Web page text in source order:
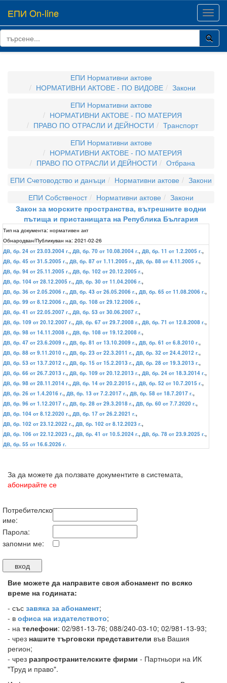
ЕПИ On-line
ЕПИ Нормативни актове
НОРМАТИВНИ АКТОВЕ - ПО ВИДОВЕ
Закони
ЕПИ Нормативни актове
НОРМАТИВНИ АКТОВЕ - ПО МАТЕРИЯ
ПРАВО ПО ОТРАСЛИ И ДЕЙНОСТИ
Транспорт
ЕПИ Нормативни актове
НОРМАТИВНИ АКТОВЕ - ПО МАТЕРИЯ
ПРАВО ПО ОТРАСЛИ И ДЕЙНОСТИ
Отбрана
ЕПИ Счетоводство и данъци
Нормативни актове
Закони
ЕПИ Собственост
Нормативни актове
Закони
Закон за морските пространства, вътрешните водни
пътища и пристанищата на Република България
Тип на документа: нормативен акт
Обнародван/Публикуван на: 2021-02-26
ДВ, бр. 24 от 23.03.2004 г., ДВ, бр. 70 от 10.08.2004 г., ДВ, бр. 11 от 1.2.2005 г.,
ДВ, бр. 45 от 31.5.2005 г., ДВ, бр. 87 от 1.11.2005 г., ДВ, бр. 88 от 4.11.2005 г.,
ДВ, бр. 94 от 25.11.2005 г., ДВ, бр. 102 от 20.12.2005 г.,
ДВ, бр. 104 от 28.12.2005 г., ДВ, бр. 30 от 11.04.2006 г.,
ДВ, бр. 36 от 2.05.2006 г., ДВ, бр. 43 от 26.05.2006 г., ДВ, бр. 65 от 11.08.2006 г.,
ДВ, бр. 99 от 8.12.2006 г., ДВ, бр. 108 от 29.12.2006 г.,
ДВ, бр. 41 от 22.05.2007 г., ДВ, бр. 53 от 30.06.2007 г.,
ДВ, бр. 109 от 20.12.2007 г., ДВ, бр. 67 от 29.7.2008 г., ДВ, бр. 71 от 12.8.2008 г.,
ДВ, бр. 98 от 14.11.2008 г., ДВ, бр. 108 от 19.12.2008 г.,
ДВ, бр. 47 от 23.6.2009 г., ДВ, бр. 81 от 13.10.2009 г., ДВ, бр. 61 от 6.8.2010 г.,
ДВ, бр. 88 от 9.11.2010 г., ДВ, бр. 23 от 22.3.2011 г., ДВ, бр. 32 от 24.4.2012 г.,
ДВ, бр. 53 от 13.7.2012 г., ДВ, бр. 15 от 15.2.2013 г., ДВ, бр. 28 от 19.3.2013 г.,
ДВ, бр. 66 от 26.7.2013 г., ДВ, бр. 109 от 20.12.2013 г., ДВ, бр. 24 от 18.3.2014 г.,
ДВ, бр. 98 от 28.11.2014 г., ДВ, бр. 14 от 20.2.2015 г., ДВ, бр. 52 от 10.7.2015 г.,
ДВ, бр. 26 от 1.4.2016 г., ДВ, бр. 13 от 7.2.2017 г., ДВ, бр. 58 от 18.7.2017 г.,
ДВ, бр. 96 от 1.12.2017 г., ДВ, бр. 28 от 29.3.2018 г., ДВ, бр. 60 от 7.7.2020 г.,
ДВ, бр. 104 от 8.12.2020 г., ДВ, бр. 17 от 26.2.2021 г.,
ДВ, бр. 102 от 23.12.2022 г., ДВ, бр. 102 от 8.12.2023 г.,
ДВ, бр. 106 от 22.12.2023 г., ДВ, бр. 41 от 10.5.2024 г., ДВ, бр. 78 от 23.9.2025 г.,
ДВ, бр. 55 от 16.6.2026 г.
За да можете да ползвате документите в системата,
абонирайте се
Потребителско
име:
Парола:
запомни ме:
Вие можете да направите своя абонамент по всяко
време на годината:
- със завяка за абонамент;
- в офиса на издателството;
- на телефони: 02/981-13-76; 088/240-03-10; 02/981-13-93;
- чрез нашите търговски представители във Вашия
регион;
- чрез разпространителските фирми - Партньори на ИК
"Труд и право".